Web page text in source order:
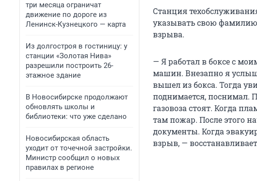
три месяца ограничат
движение по дороге из
Ленинск-Кузнецкого — карта
Из долгостроя в гостиницу: у
станции «Золотая Нива»
разрешили построить 26-
этажное здание
В Новосибирске продолжают
обновлять школы и
библиотеки: что уже сделано
Новосибирская область
уходит от точечной застройки.
Министр сообщил о новых
правилах в регионе
Станция
указывать свою
взрыва.
— Я работал в боксе с
машин. Внезапно я
вышел из бокса. Тогда
поднимается, поснимал.
газовоза стоят. Когда
там пожар. После этого
документы. Когда
взрыв, —